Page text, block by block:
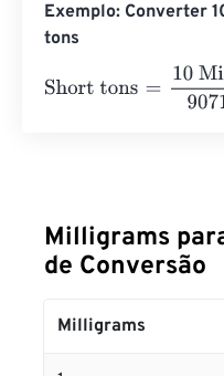
Exemplo: Converter
tons
Short tons
10
Milligrams
de Conversão
Milligrams